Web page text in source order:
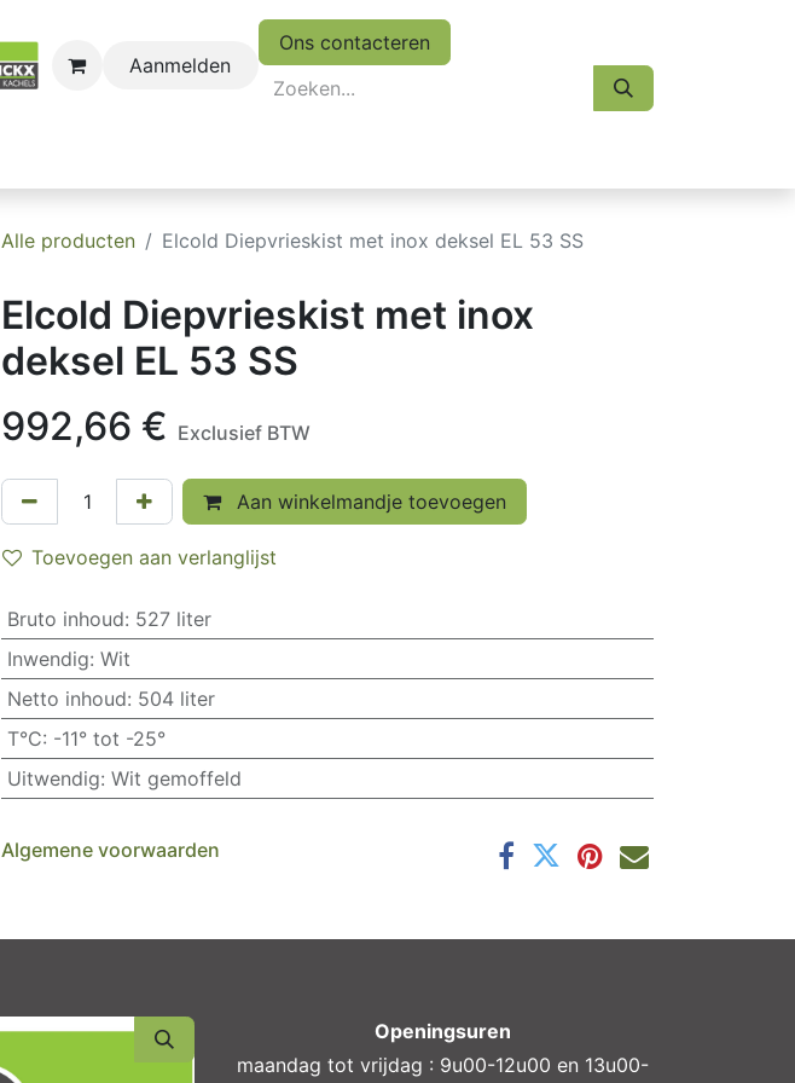
Aanmelden
Ons contacteren
Alle producten Elcold Diepvrieskist met inox deksel EL 53 SS
Elcold Diepvrieskist met inox
deksel EL 53 SS
992,66 € Exclusief BTW
Aan winkelmandje toevoegen
Toevoegen aan verlanglijst
Bruto inhoud: 527 liter
Inwendig: Wit
Netto inhoud: 504 liter
T°C: -11° tot -25°
Uitwendig: Wit gemoffeld
Algemene voorwaarden
Openingsuren
maandag tot vrijdag : 9u00-12u00 en 13u00-